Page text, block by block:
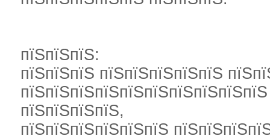
пїЅпїЅпїЅ:
пїЅпїЅпїЅ пїЅпїЅпїЅпїЅпїЅ
пїЅпїЅпїЅпїЅ,
пїЅпїЅпїЅпїЅпїЅпїЅ